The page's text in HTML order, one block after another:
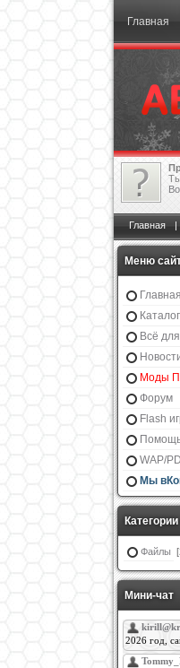
Главная
Главная |
Меню
Всё
Моды
Форум
Flash
WAP/
Мы
Категории
Файлы
Мини-чат